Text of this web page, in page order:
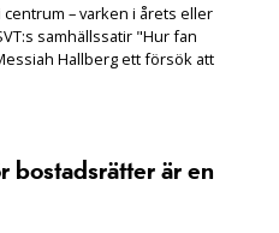
– varken i årets eller
samhällssatir "Hur fan
Hallberg ett försök att
bostadsrätter är en